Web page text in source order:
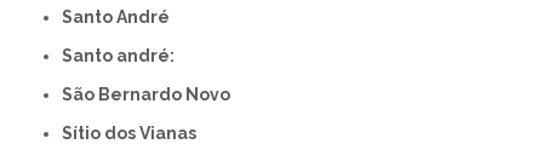
Santo André
Santo andré:
São Bernardo Novo
Sítio dos Vianas